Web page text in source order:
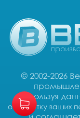
© 2002-2026
Используя
обработку ваших